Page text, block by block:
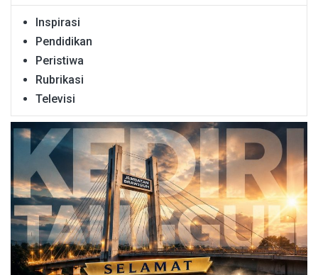
Inspirasi
Pendidikan
Peristiwa
Rubrikasi
Televisi